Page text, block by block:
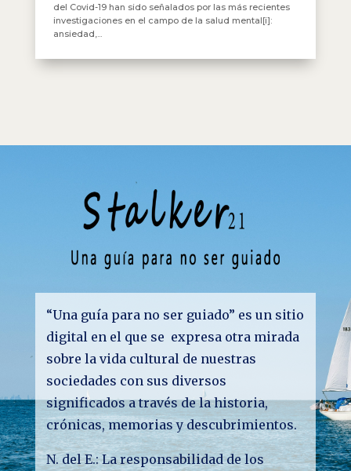
del Covid-19 han sido señalados por las más recientes
investigaciones en el campo de la salud mental[i]:
ansiedad,...
“Una guía para no ser guiado” es un sitio
digital en el que se expresa otra mirada
sobre la vida cultural de nuestras
sociedades con sus diversos
significados a través de la historia,
crónicas, memorias y descubrimientos.
N. del E.: La responsabilidad de los